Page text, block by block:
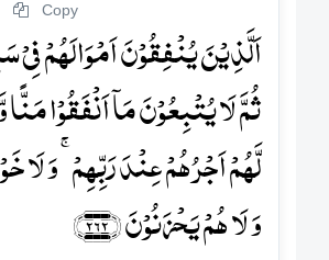
Copy
اَلَّذِیۡنَ یُنۡفِقُوۡنَ اَمۡوَالَہُمۡ فِیۡ
ثُمَّ لَا یُتۡبِعُوۡنَ مَاۤ اَنۡفَقُوۡا
لَّہُمۡ اَجۡرُہُمۡ عِنۡدَ رَبِّہِمۡ ۚ وَ
وَ لَا ہُمۡ یَحۡزَنُوۡنَ ﴿۲۶۲﴾